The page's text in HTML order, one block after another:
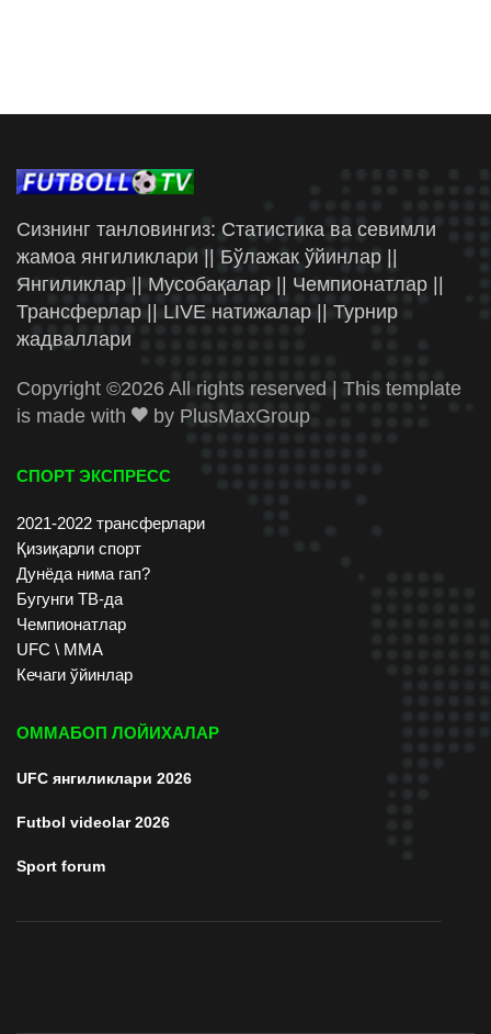
Сизнинг танловингиз: Статистика ва севимли
жамоа янгиликлари || Бўлажак ўйинлар ||
Янгиликлар || Мусобақалар || Чемпионатлар ||
Трансферлар || LIVE натижалар || Турнир
жадваллари
Copyright ©2026 All rights reserved | This template
is made with
by PlusMaxGroup
СПОРТ ЭКСПРЕСС
2021-2022 трансферлари
Қизиқарли спорт
Дунёда нима гап?
Бугунги ТВ-да
Чемпионатлар
UFC \ ММА
Кечаги ўйинлар
ОММАБОП ЛОЙИХАЛАР
UFC янгиликлари 2026
Futbol videolar 2026
Sport forum